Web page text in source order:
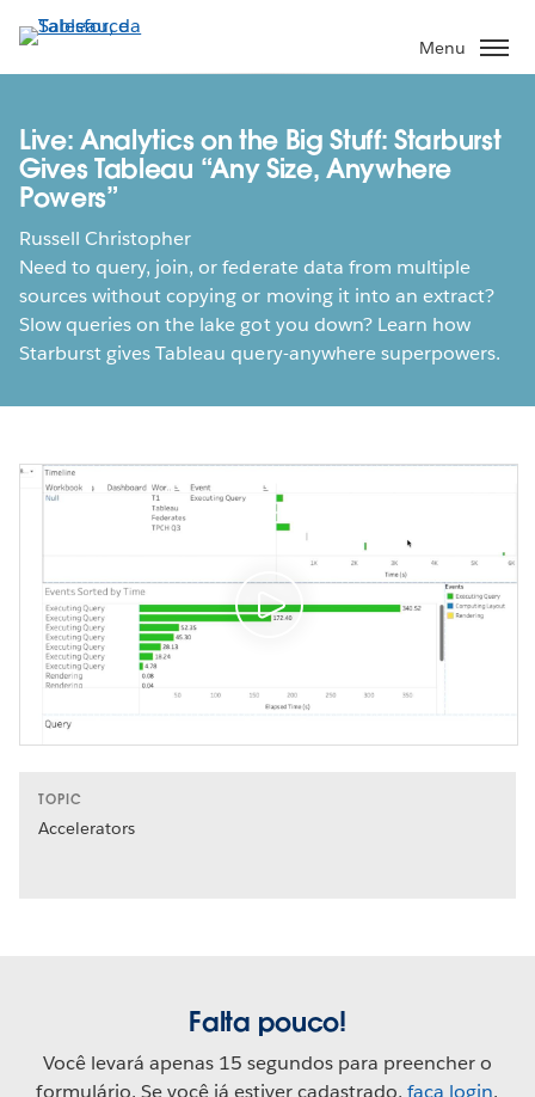
Pular
para
o
principal
Menu
Live: Analytics on the Big Stuff: Starburst
Gives Tableau “Any Size, Anywhere
Powers”
Russell Christopher
Need to query, join, or federate data from multiple
sources without copying or moving it into an extract?
Slow queries on the lake got you down? Learn how
Starburst gives Tableau query-anywhere superpowers.
TOPIC
Accelerators
Falta pouco!
Você levará apenas 15 segundos para preencher o
formulário. Se você já estiver cadastrado,faça login.